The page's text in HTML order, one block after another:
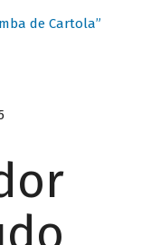
de Cartola”